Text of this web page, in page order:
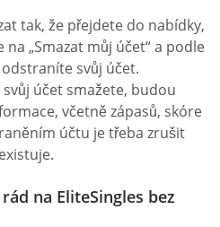
tak, že přejdete do nabídky,
na „Smazat můj účet“ a podle
svůj účet.
účet smažete, budou
včetně zápasů, skóre
účtu je třeba zrušit
na EliteSingles bez